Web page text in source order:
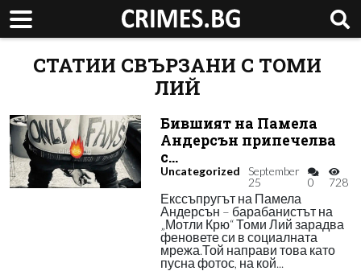
СТАТИИ СВЪРЗАНИ С ТОМИ
ЛИЙ
Бившият на Памела
Андерсън припечелва
с…
Uncategorized
September
25
0 728
Екссъпругът на Памела
Андерсън – барабанистът на
„Мотли Крю“ Томи Лий зарадва
феновете си в социалната
мрежа.Той направи това като
пусна фотос, на кой...